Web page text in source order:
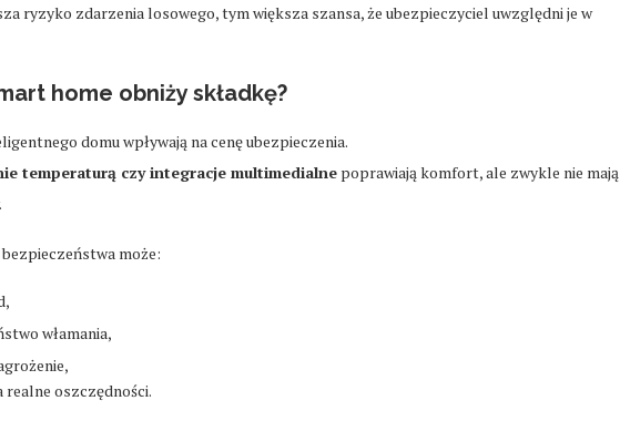
ryzyko zdarzenia losowego, tym większa szansa, że ubezpieczyciel uwzględni je w
home obniży składkę?
domu wpływają na cenę ubezpieczenia.
temperaturą czy integracje multimedialne poprawiają komfort, ale zwykle nie mają
może:
włamania,
realne oszczędności.